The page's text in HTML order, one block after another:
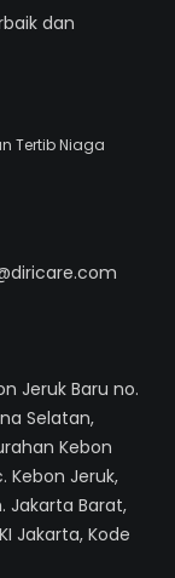
dan
Tertib Niaga
Jeruk Baru no.
Selatan,
Kebon
Kebon Jeruk,
Jakarta Barat,
Jakarta, Kode